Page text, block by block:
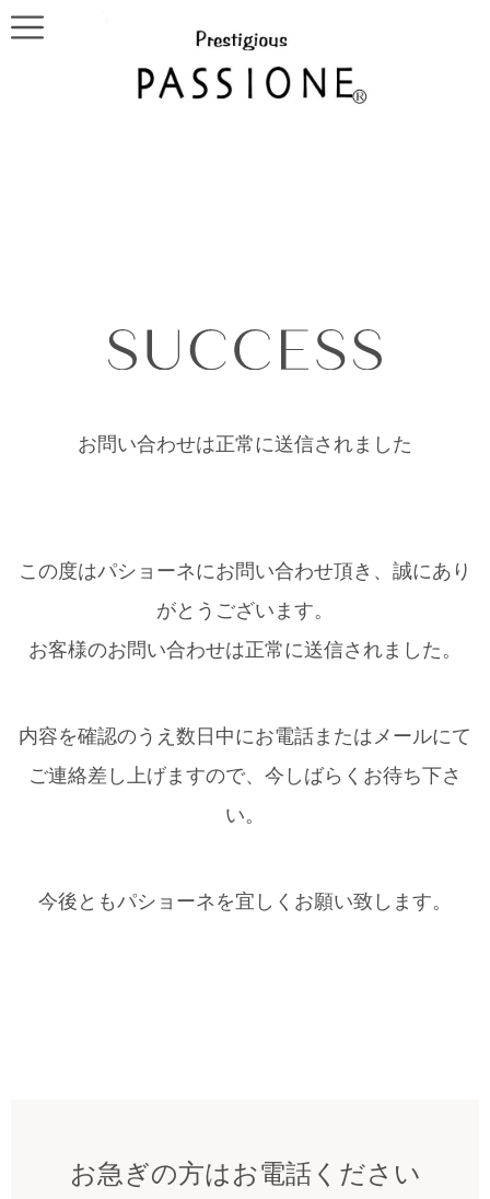
お問い合わせは正常に送信されました
この度はパショーネにお問い合わせ頂き、誠にあり
がとうございます。
お客様のお問い合わせは正常に送信されました。
内容を確認のうえ数日中にお電話またはメールにて
ご連絡差し上げますので、今しばらくお待ち下さ
い。
今後ともパショーネを宜しくお願い致します。
お急ぎの方はお電話ください